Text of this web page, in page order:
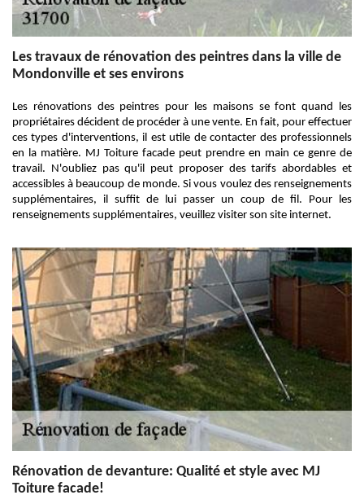
Les travaux de rénovation des peintres dans la ville de
Mondonville et ses environs
Les rénovations des peintres pour les maisons se font quand les
propriétaires décident de procéder à une vente. En fait, pour effectuer
ces types d'interventions, il est utile de contacter des professionnels
en la matière. MJ Toiture facade peut prendre en main ce genre de
travail. N'oubliez pas qu'il peut proposer des tarifs abordables et
accessibles à beaucoup de monde. Si vous voulez des renseignements
supplémentaires, il suffit de lui passer un coup de fil. Pour les
renseignements supplémentaires, veuillez visiter son site internet.
Rénovation de devanture: Qualité et style avec MJ
Toiture facade!